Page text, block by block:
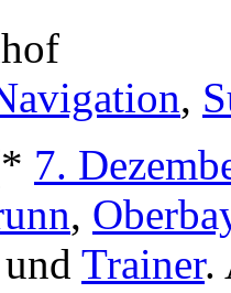
,
7.
,
und Trainer.